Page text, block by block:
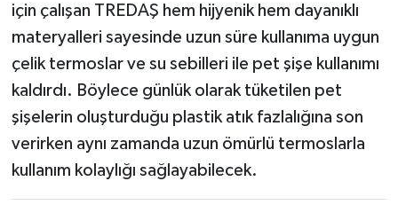
için çalışan TREDAŞ hem hijyenik hem dayanıklı
materyalleri sayesinde uzun süre kullanıma uygun
çelik termoslar ve su sebilleri ile pet şişe kullanımı
kaldırdı. Böylece günlük olarak tüketilen pet
şişelerin oluşturduğu plastik atık fazlalığına son
verirken aynı zamanda uzun ömürlü termoslarla
kullanım kolaylığı sağlayabilecek.